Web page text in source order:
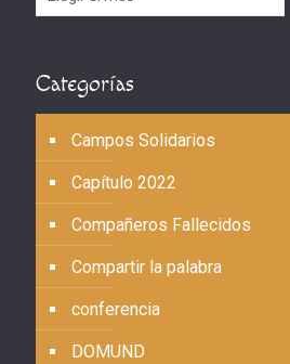
Categorías
Campos Solidarios
Capítulo 2022
Compañeros Fallecidos
Compartir la palabra
conferencia
DOMUND